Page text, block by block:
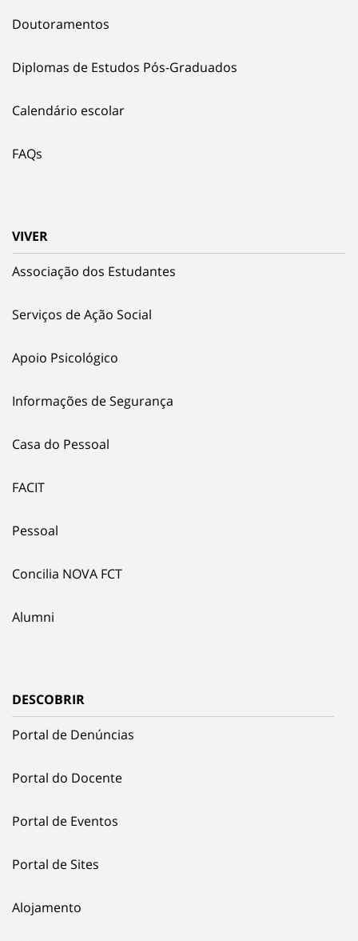
Doutoramentos
Diplomas de Estudos Pós-Graduados
Calendário escolar
FAQs
VIVER
Associação dos Estudantes
Serviços de Ação Social
Apoio Psicológico
Informações de Segurança
Casa do Pessoal
FACIT
Pessoal
Concilia NOVA FCT
Alumni
DESCOBRIR
Portal de Denúncias
Portal do Docente
Portal de Eventos
Portal de Sites
Alojamento